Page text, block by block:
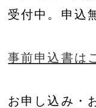
受付中。申込
事前申込書は
お申し込み・